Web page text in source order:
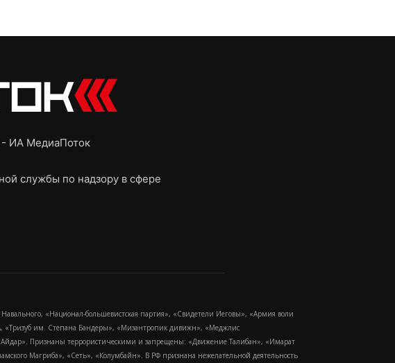
- ИА МедиаПоток
службы по надзору в сфере
«Национал-большевистская партия», «Свидетели Иеговы», «Армия воли
им. Степана Бандеры», «Мизантропик дивижн», «Меджлис
«Айдар». Признаны террористическими и запрещены: «Движение Талибан», «Имарат
Магриба», «Сеть», «Колумбайн». В РФ признана нежелательной деятельность